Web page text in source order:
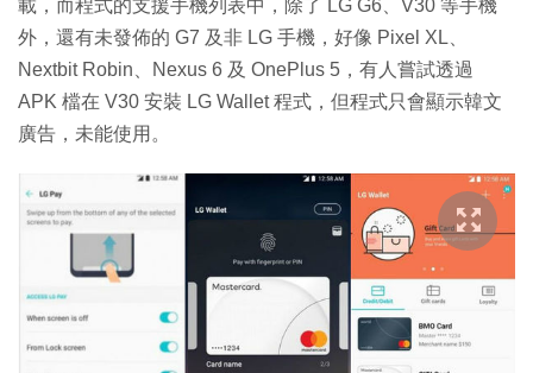
載，而程式的支援手機列表中，除了 LG G6、V30 等手機
外，還有未發佈的 G7 及非 LG 手機，好像 Pixel XL、
Nextbit Robin、Nexus 6 及 OnePlus 5，有人嘗試透過
APK 檔在 V30 安裝 LG Wallet 程式，但程式只會顯示韓文
廣告，未能使用。